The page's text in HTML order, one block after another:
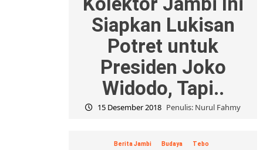
Siapkan Lukisan
Potret untuk
Presiden Joko
Widodo, Tapi..
15 Desember 2018 Penulis: Nurul Fahmy
Berita Jambi Budaya Tebo